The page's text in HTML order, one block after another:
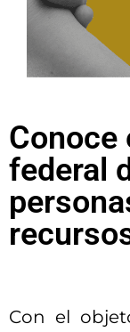
Conoce
federal
Con el